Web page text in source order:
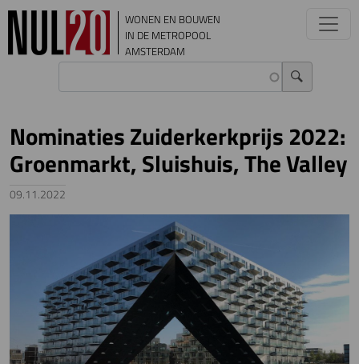
Overslaan en naar de inhoud gaan
WONEN EN BOUWEN
IN DE METROPOOL
AMSTERDAM
Nominaties Zuiderkerkprijs 2022:
Groenmarkt, Sluishuis, The Valley
09.11.2022